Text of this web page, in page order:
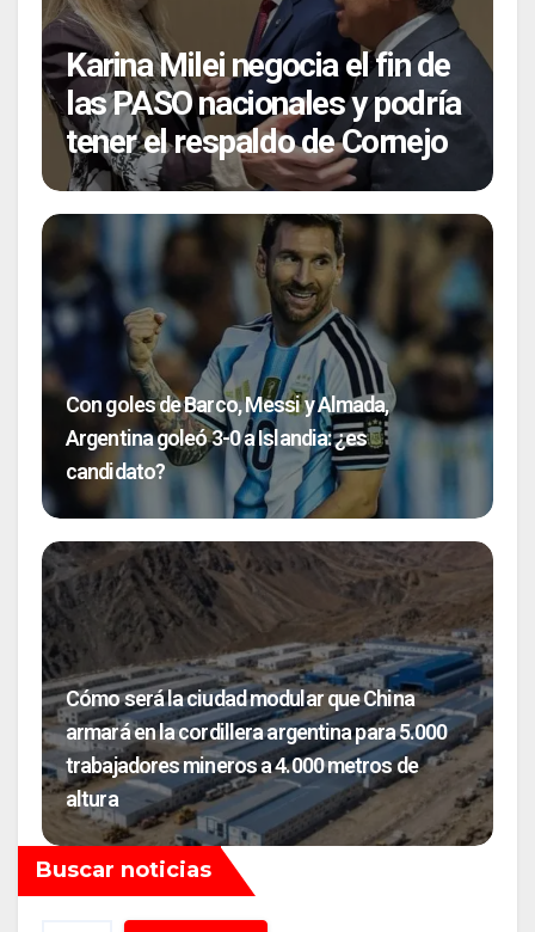
Karina Milei negocia el fin de
las PASO nacionales y podría
tener el respaldo de Cornejo
Con goles de Barco, Messi y Almada,
Argentina goleó 3-0 a Islandia: ¿es
candidato?
Cómo será la ciudad modular que China
armará en la cordillera argentina para 5.000
trabajadores mineros a 4.000 metros de
altura
Buscar noticias